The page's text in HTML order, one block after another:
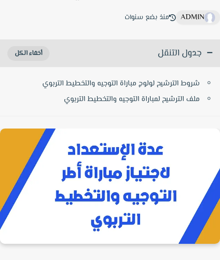
ADMIN منذ بضع سنوات
جدول التنقل
شروط الترشيح لولوج مباراة التوجيه والتخطيط التربوي
ملف الترشيح لمباراة التوجيه والتخطيط التربوي